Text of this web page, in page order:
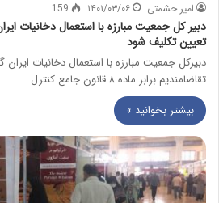
امیر حشمتی ۱۴۰۱/۰۳/۰۶ 159
دبیر کل جمعیت مبارزه با استعمال دخانیات
تعیین تکلیف شود
دبیرکل جمعیت مبارزه با استعمال دخانیات
تقاضامندیم برابر ماده ۸ قانون جامع کنترل…
بیشتر بخوانید »